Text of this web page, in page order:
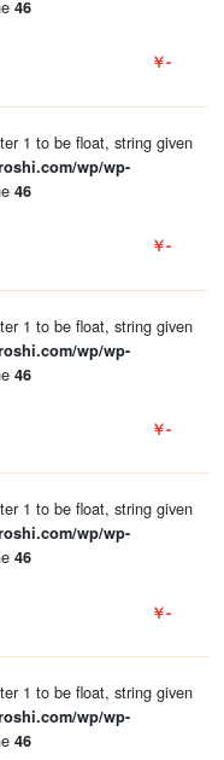
46
￥-
1 to be float, string given
wp/wp-
46
￥-
1 to be float, string given
wp/wp-
46
￥-
1 to be float, string given
wp/wp-
46
￥-
1 to be float, string given
wp/wp-
46